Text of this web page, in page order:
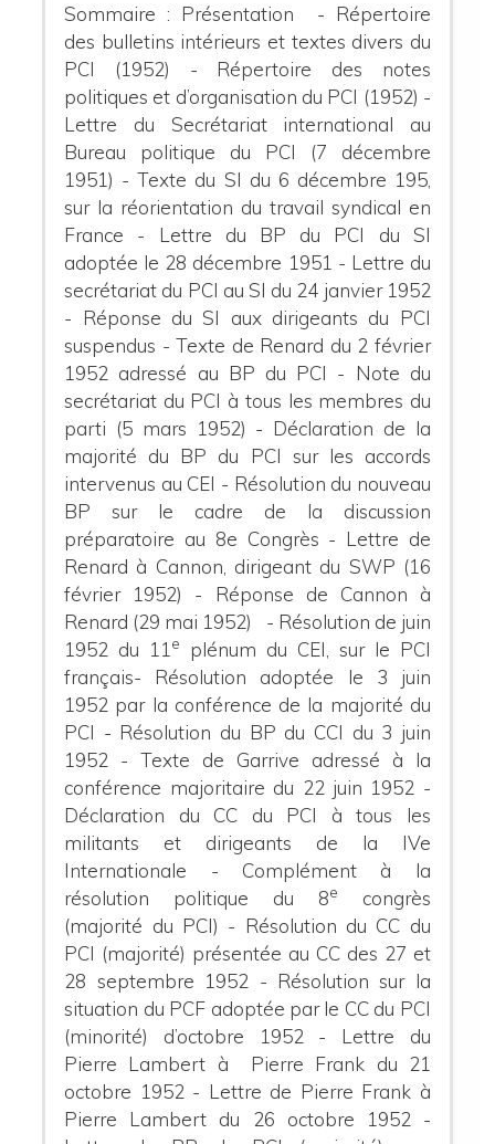
Sommaire : Présentation - Répertoire
des bulletins intérieurs et textes divers du
PCI (1952) - Répertoire des notes
politiques et d’organisation du PCI (1952) -
Lettre du Secrétariat international au
Bureau politique du PCI (7 décembre
1951) - Texte du SI du 6 décembre 195,
sur la réorientation du travail syndical en
France - Lettre du BP du PCI du SI
adoptée le 28 décembre 1951 - Lettre du
secrétariat du PCI au SI du 24 janvier 1952
- Réponse du SI aux dirigeants du PCI
suspendus - Texte de Renard du 2 février
1952 adressé au BP du PCI - Note du
secrétariat du PCI à tous les membres du
parti (5 mars 1952) - Déclaration de la
majorité du BP du PCI sur les accords
intervenus au CEI - Résolution du nouveau
BP sur le cadre de la discussion
préparatoire au 8e Congrès - Lettre de
Renard à Cannon, dirigeant du SWP (16
février 1952) - Réponse de Cannon à
Renard (29 mai 1952) - Résolution de juin
1952 du 11 e
plénum du CEI, sur le PCI
français- Résolution adoptée le 3 juin
1952 par la conférence de la majorité du
PCI - Résolution du BP du CCI du 3 juin
1952 - Texte de Garrive adressé à la
conférence majoritaire du 22 juin 1952 -
Déclaration du CC du PCI à tous les
militants et dirigeants de la IVe
Internationale - Complément à la
résolution politique du 8e
congrès
(majorité du PCI) - Résolution du CC du
PCI (majorité) présentée au CC des 27 et
28 septembre 1952 - Résolution sur la
situation du PCF adoptée par le CC du PCI
(minorité) d’octobre 1952 - Lettre du
Pierre Lambert à Pierre Frank du 21
octobre 1952 - Lettre de Pierre Frank à
Pierre Lambert du 26 octobre 1952 -